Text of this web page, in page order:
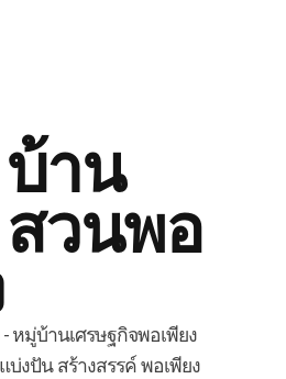
บ้าน
สวนพอ
หมู่บ้านเศรษฐกิจพอเพียง
บ่งปัน สร้างสรรค์ พอเพียง